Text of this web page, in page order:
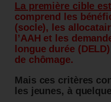
La première cible
comprend les
(socle), les
l’AAH et les
longue durée
de chômage.
Mais ces critères
les jeunes, à